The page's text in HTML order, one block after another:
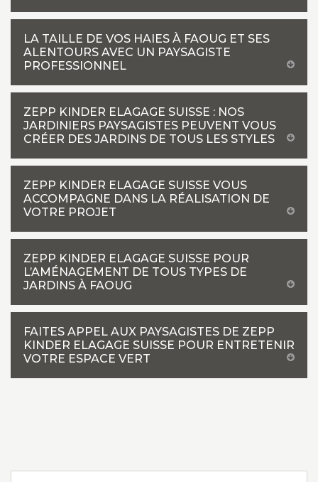
LA TAILLE DE VOS HAIES À FAOUG ET SES
ALENTOURS AVEC UN PAYSAGISTE
PROFESSIONNEL
ZEPP KINDER ELAGAGE SUISSE : NOS
JARDINIERS PAYSAGISTES PEUVENT VOUS
CRÉER DES JARDINS DE TOUS LES STYLES
ZEPP KINDER ELAGAGE SUISSE VOUS
ACCOMPAGNE DANS LA RÉALISATION DE
VOTRE PROJET
ZEPP KINDER ELAGAGE SUISSE POUR
L’AMÉNAGEMENT DE TOUS TYPES DE
JARDINS À FAOUG
FAITES APPEL AUX PAYSAGISTES DE ZEPP
KINDER ELAGAGE SUISSE POUR ENTRETENIR
VOTRE ESPACE VERT